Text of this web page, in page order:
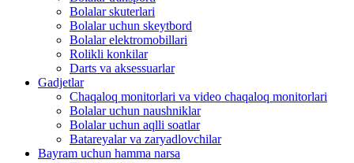
Bolalar skuterlari
Bolalar uchun skeytbord
Bolalar elektromobillari
Rolikli konkilar
Darts va aksessuarlar
Gadjetlar
Chaqaloq monitorlari va video chaqaloq monitorlari
Bolalar uchun naushniklar
Bolalar uchun aqlli soatlar
Batareyalar va zaryadlovchilar
Bayram uchun hamma narsa